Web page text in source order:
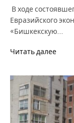
В ходе
Евразийского
«Бишкекскую…
Читать далее